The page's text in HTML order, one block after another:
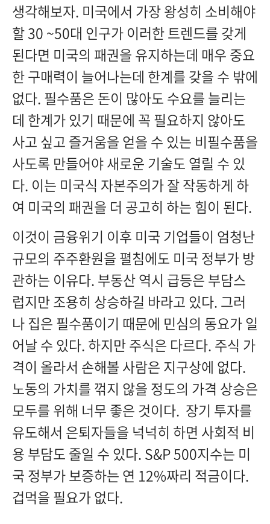
생각해보자. 미국에서 가장 왕성히 소비해야
할 30 ~50대 인구가 이러한 트렌드를 갖게
된다면 미국의 패권을 유지하는데 매우 중요
한 구매력이 늘어나는데 한계를 갖을 수 밖에
없다. 필수품은 돈이 많아도 수요를 늘리는
데 한계가 있기 때문에 꼭 필요하지 않아도
사고 싶고 즐거움을 얻을 수 있는 비필수품을
사도록 만들어야 새로운 기술도 열릴 수 있
다. 이는 미국식 자본주의가 잘 작동하게 하
여 미국의 패권을 더 공고히 하는 힘이 된다.
이것이 금융위기 이후 미국 기업들이 엄청난
규모의 주주환원을 펼침에도 미국 정부가 방
관하는 이유다. 부동산 역시 급등은 부담스
럽지만 조용히 상승하길 바라고 있다. 그러
나 집은 필수품이기 때문에 민심의 동요가 일
어날 수 있다. 하지만 주식은 다르다. 주식 가
격이 올라서 손해볼 사람은 지구상에 없다.
노동의 가치를 꺾지 않을 정도의 가격 상승은
모두를 위해 너무 좋은 것이다. 장기 투자를
유도해서 은퇴자들을 넉넉히 하면 사회적 비
용 부담도 줄일 수 있다. S&P 500지수는 미
국 정부가 보증하는 연 12%짜리 적금이다.
겁먹을 필요가 없다.